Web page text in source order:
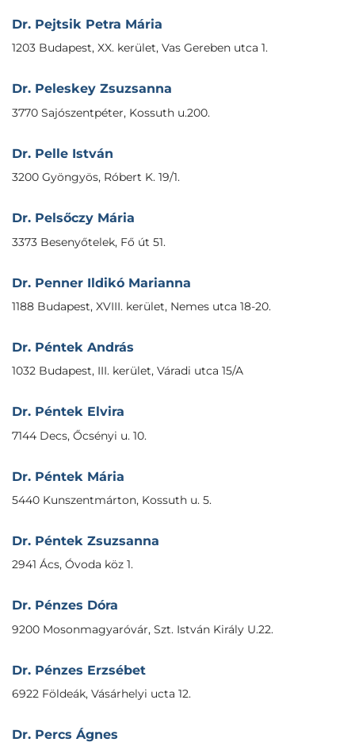
Dr. Pejtsik Petra Mária
1203 Budapest, XX. kerület, Vas Gereben utca 1.
Dr. Peleskey Zsuzsanna
3770 Sajószentpéter, Kossuth u.200.
Dr. Pelle István
3200 Gyöngyös, Róbert K. 19/1.
Dr. Pelsőczy Mária
3373 Besenyőtelek, Fő út 51.
Dr. Penner Ildikó Marianna
1188 Budapest, XVIII. kerület, Nemes utca 18-20.
Dr. Péntek András
1032 Budapest, III. kerület, Váradi utca 15/A
Dr. Péntek Elvira
7144 Decs, Őcsényi u. 10.
Dr. Péntek Mária
5440 Kunszentmárton, Kossuth u. 5.
Dr. Péntek Zsuzsanna
2941 Ács, Óvoda köz 1.
Dr. Pénzes Dóra
9200 Mosonmagyaróvár, Szt. István Király U.22.
Dr. Pénzes Erzsébet
6922 Földeák, Vásárhelyi ucta 12.
Dr. Percs Ágnes